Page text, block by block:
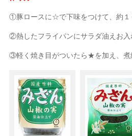
①豚ロースに☆で下味をつけて、約１
②熱したフライパンにサラダ油えお入
③軽く焼き目がついたら★を加え、煮